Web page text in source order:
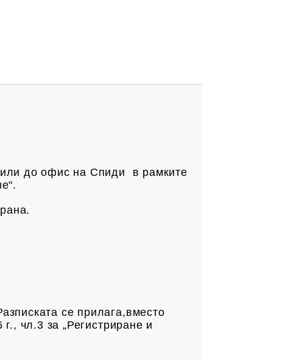
до офис на Спиди в рамките
се прилага,вместо
чл.3 за „Регистриране и